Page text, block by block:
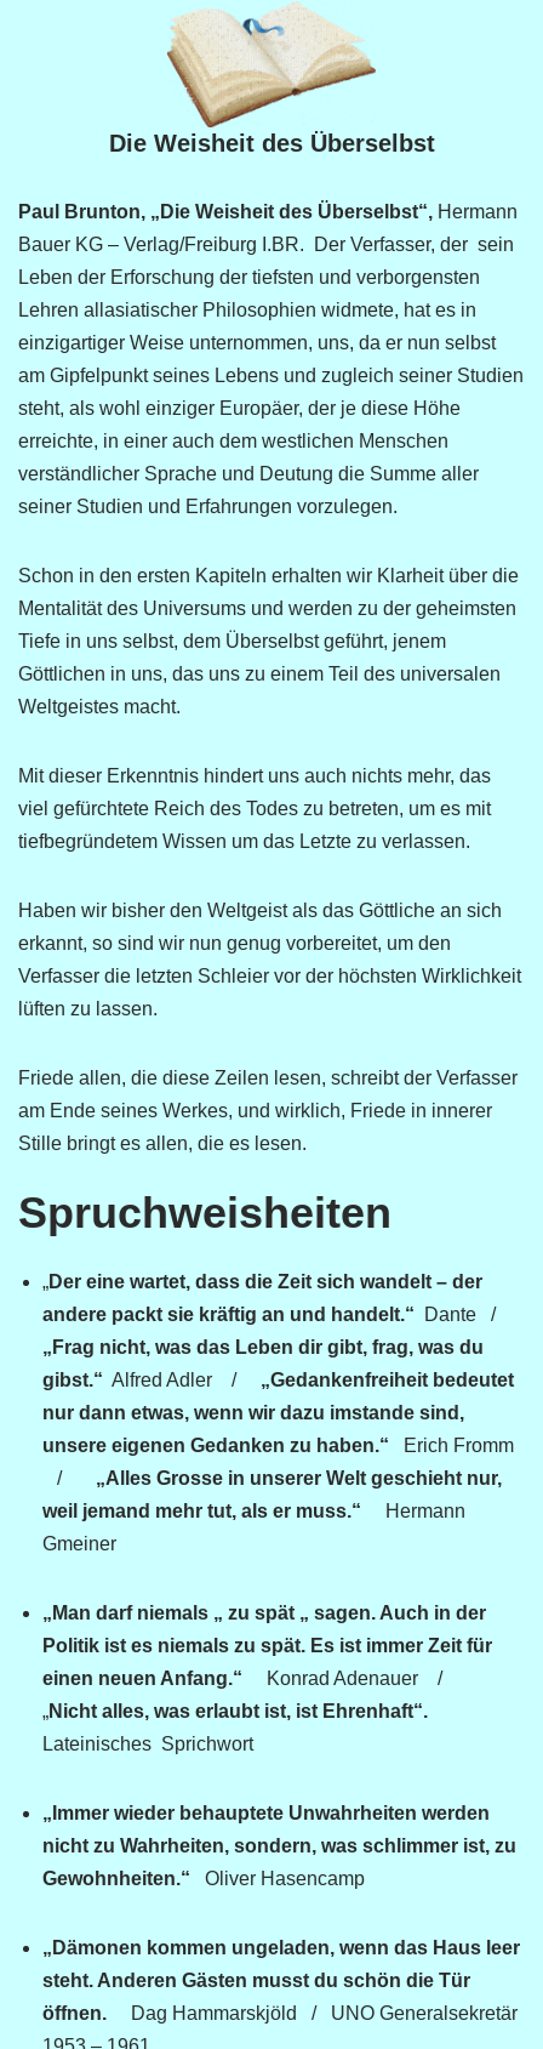
Die Weisheit des Überselbst
Paul Brunton, „Die Weisheit des Überselbst“, Hermann
Bauer KG – Verlag/Freiburg I.BR. Der Verfasser, der sein
Leben der Erforschung der tiefsten und verborgensten
Lehren allasiatischer Philosophien widmete, hat es in
einzigartiger Weise unternommen, uns, da er nun selbst
am Gipfelpunkt seines Lebens und zugleich seiner Studien
steht, als wohl einziger Europäer, der je diese Höhe
erreichte, in einer auch dem westlichen Menschen
verständlicher Sprache und Deutung die Summe aller
seiner Studien und Erfahrungen vorzulegen.
Schon in den ersten Kapiteln erhalten wir Klarheit über die
Mentalität des Universums und werden zu der geheimsten
Tiefe in uns selbst, dem Überselbst geführt, jenem
Göttlichen in uns, das uns zu einem Teil des universalen
Weltgeistes macht.
Mit dieser Erkenntnis hindert uns auch nichts mehr, das
viel gefürchtete Reich des Todes zu betreten, um es mit
tiefbegründetem Wissen um das Letzte zu verlassen.
Haben wir bisher den Weltgeist als das Göttliche an sich
erkannt, so sind wir nun genug vorbereitet, um den
Verfasser die letzten Schleier vor der höchsten Wirklichkeit
lüften zu lassen.
Friede allen, die diese Zeilen lesen, schreibt der Verfasser
am Ende seines Werkes, und wirklich, Friede in innerer
Stille bringt es allen, die es lesen.
Spruchweisheiten
„Der eine wartet, dass die Zeit sich wandelt – der
andere packt sie kräftig an und handelt.“
Dante /
„Frag nicht, was das Leben dir gibt, frag, was du
gibst.“ Alfred Adler /
„Gedankenfreiheit bedeutet
nur dann etwas, wenn wir dazu imstande sind,
unsere eigenen Gedanken zu haben.“
Erich Fromm
/ „Alles Grosse in unserer Welt geschieht nur,
weil jemand mehr tut, als er muss.“
Hermann
Gmeiner
„Man darf niemals „ zu spät „ sagen. Auch in der
Politik ist es niemals zu spät. Es ist immer Zeit für
einen neuen Anfang.“
Konrad Adenauer /
„Nicht alles, was erlaubt ist, ist Ehrenhaft“.
Lateinisches Sprichwort
„Immer wieder behauptete Unwahrheiten werden
nicht zu Wahrheiten, sondern, was schlimmer ist, zu
Gewohnheiten.“
Oliver Hasencamp
„Dämonen kommen ungeladen, wenn das Haus leer
steht. Anderen Gästen musst du schön die Tür
öffnen.
Dag Hammarskjöld / UNO Generalsekretär